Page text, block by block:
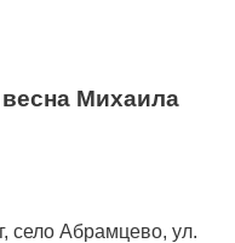
Михаила
село Абрамцево, ул.